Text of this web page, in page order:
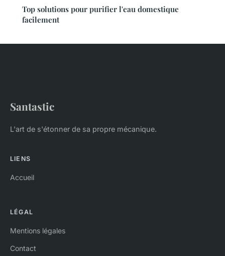
Top solutions pour purifier l'eau domestique
facilement
Santastic
L'art de s'étonner de sa propre mécanique.
LIENS
Accueil
LÉGAL
Mentions légales
Contact